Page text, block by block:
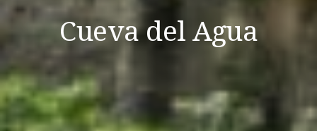
Cueva del Agua